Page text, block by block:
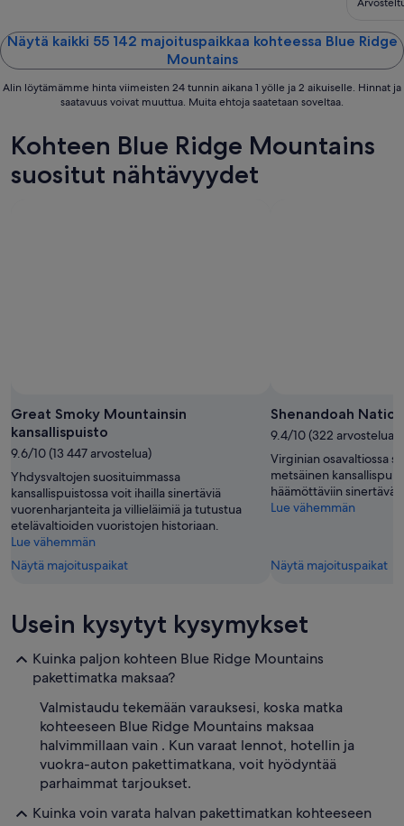
Näytä kaikki 55 142 majoituspaikkaa kohteessa Blue Ridge
Mountains
Alin löytämämme hinta viimeisten 24 tunnin aikana 1 yölle ja 2 aikuiselle. Hinnat ja
saatavuus voivat muuttua. Muita ehtoja saatetaan soveltaa.
Kohteen Blue Ridge Mountains
suositut nähtävyydet
Great Smoky Mountainsin
kansallispuisto
9.6/10 (13 447 arvostelua)
Yhdysvaltojen suosituimmassa
kansallispuistossa voit ihailla sinertäviä
vuorenharjanteita ja villieläimiä ja tutustua
etelävaltioiden vuoristojen historiaan.
Lue vähemmän
Näytä majoituspaikat
Shenandoah
9.4/10 (322 arvostelua)
Virginian osavaltiossa
metsäinen
häämöttäviin
Lue vähemmän
Näytä majoituspaikat
Usein kysytyt kysymykset
Kuinka paljon kohteen Blue Ridge Mountains
pakettimatka maksaa?
Valmistaudu tekemään varauksesi, koska matka
kohteeseen Blue Ridge Mountains maksaa
halvimmillaan vain . Kun varaat lennot, hotellin ja
vuokra-auton pakettimatkana, voit hyödyntää
parhaimmat tarjoukset.
Kuinka voin varata halvan pakettimatkan kohteeseen